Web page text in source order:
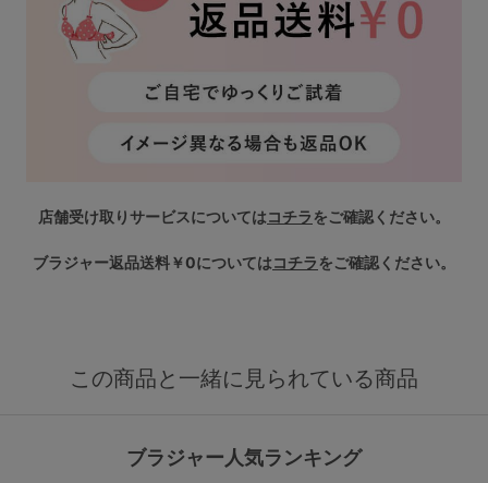
店舗受け取りサービスについてはコチラ をご確認ください。
ブラジャー返品送料￥0についてはコチラ をご確認ください。
この商品と一緒に見られている商品
ブラジャー人気ランキング